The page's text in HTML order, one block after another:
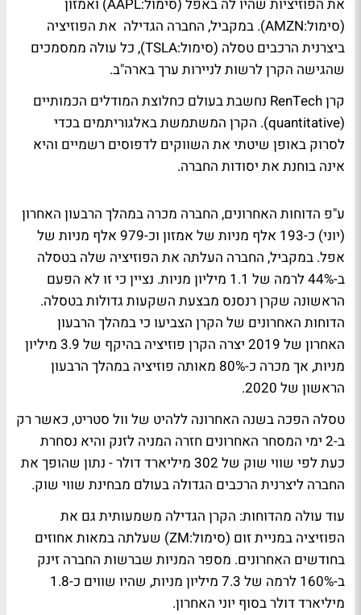
את הפוזיציות שהיו לה באפל (סימול:AAPL) ואמזון
(סימול:AMZN). במקביל, החברה הגדילה את הפוזיציה
ביצרנית הרכבים טסלה (סימול:TSLA), כל עולה ממסמכים
שהגישה הקרן לרשות לניירות ערך בארה"ב.
קרן RenTech נחשבת בעולם כחלוצת המודלים הכמותיים
(
quantitative). הקרן המשתמשת באלגוריתמים בכדי
לסרוק באופן שיטתי את השווקים לדפוסים רשמיים והיא
אינה בוחנת את יסודות החברה.
ע"פ הדוחות האחרונים, החברה מכרה במהלך הרבעון האחרון
(יוני) כ-193 אלף מניות של אמזון וכ-979 אלף מניות של
אפל. במקביל, החברה העלתה את הפוזיציה שלה בטסלה
ב-44% לרמה של 1.1 מיליון מניות. נציין כי זו לא הפעם
הראשונה שקרן רנסנס מבצעת השקעות גדולות בטסלה.
הדוחות האחרונים של הקרן הצביעו כי במהלך הרבעון
האחרון של 2019 יצרה הקרן פוזיציה בהיקף של 3.9 מיליון
מניות, אך מכרה כ-80% מאותה פוזיציה במהלך הרבעון
הראשון של 2020.
טסלה הפכה בשנה האחרונה ללהיט של וול סטריט, כאשר רק
ב-2 ימי המסחר האחרונים חזרה המניה לזנק והיא נסחרת
כעת לפי שווי שוק של 302 מיליארד דולר - נתון שהופך את
החברה ליצרנית הרכבים הגדולה בעולם מבחינת שווי שוק.
עוד עולה מהדוחות: הקרן הגדילה משמעותית גם את
הפוזיציה במניית זום (סימול:ZM) שעלתה במאות אחוזים
בחודשים האחרונים. מספר המניות שברשות החברה זינק
ב-160% לרמה של 7.3 מיליון מניות, שהיו שווים כ-1.8
מיליארד דולר בסוף יוני האחרון.